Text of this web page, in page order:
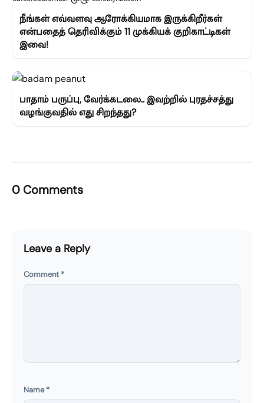
நீங்கள் எவ்வளவு ஆரோக்கியமாக இருக்கிறீர்கள்
என்பதைத் தெரிவிக்கும் 11 முக்கியக் குறிகாட்டிகள்
இவை!
பாதாம் பருப்பு, வேர்க்கடலை.. இவற்றில் புரதச்சத்து
வழங்குவதில் எது சிறந்தது?
0 Comments
Leave a Reply
Comment *
Name*